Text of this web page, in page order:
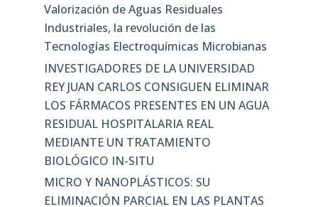
Valorización de Aguas Residuales
Industriales, la revolución de las
Tecnologías Electroquímicas Microbianas
INVESTIGADORES DE LA UNIVERSIDAD
REY JUAN CARLOS CONSIGUEN ELIMINAR
LOS FÁRMACOS PRESENTES EN UN AGUA
RESIDUAL HOSPITALARIA REAL
MEDIANTE UN TRATAMIENTO
BIOLÓGICO IN-SITU
MICRO Y NANOPLÁSTICOS: SU
ELIMINACIÓN PARCIAL EN LAS PLANTAS